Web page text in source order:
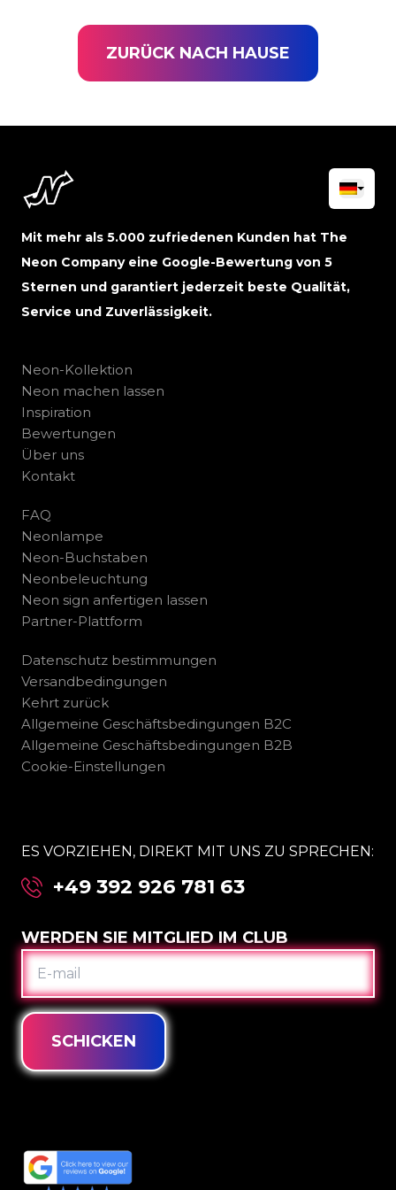
ZURÜCK NACH HAUSE
Mit mehr als 5.000 zufriedenen Kunden hat The
Neon Company eine Google-Bewertung von 5
Sternen und garantiert jederzeit beste Qualität,
Service und Zuverlässigkeit.
Neon-Kollektion
Neon machen lassen
Inspiration
Bewertungen
Über uns
Kontakt
FAQ
Neonlampe
Neon-Buchstaben
Neonbeleuchtung
Neon sign anfertigen lassen
Partner-Plattform
Datenschutz bestimmungen
Versandbedingungen
Kehrt zurück
Allgemeine Geschäftsbedingungen B2C
Allgemeine Geschäftsbedingungen B2B
Cookie-Einstellungen
ES VORZIEHEN, DIREKT MIT UNS ZU SPRECHEN:
+49 392 926 781 63
WERDEN SIE MITGLIED IM CLUB
E-
MAIL
SCHICKEN